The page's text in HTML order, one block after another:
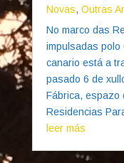
Novas, Outras
No marco das
impulsadas polo
canario está a
pasado 6 de
Fábrica, espazo
Residencias
leer más